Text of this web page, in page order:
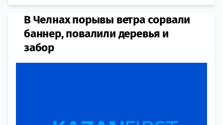
В Челнах порывы ветра сорвали
баннер, повалили деревья и
забор